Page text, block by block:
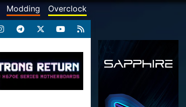
Modding Overclock